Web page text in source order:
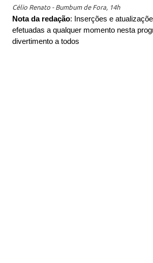
Célio Renato - Bumbum de Fora, 14h
Nota da redação: Inserções e
efetuadas a qualquer momento nesta
divertimento a todos